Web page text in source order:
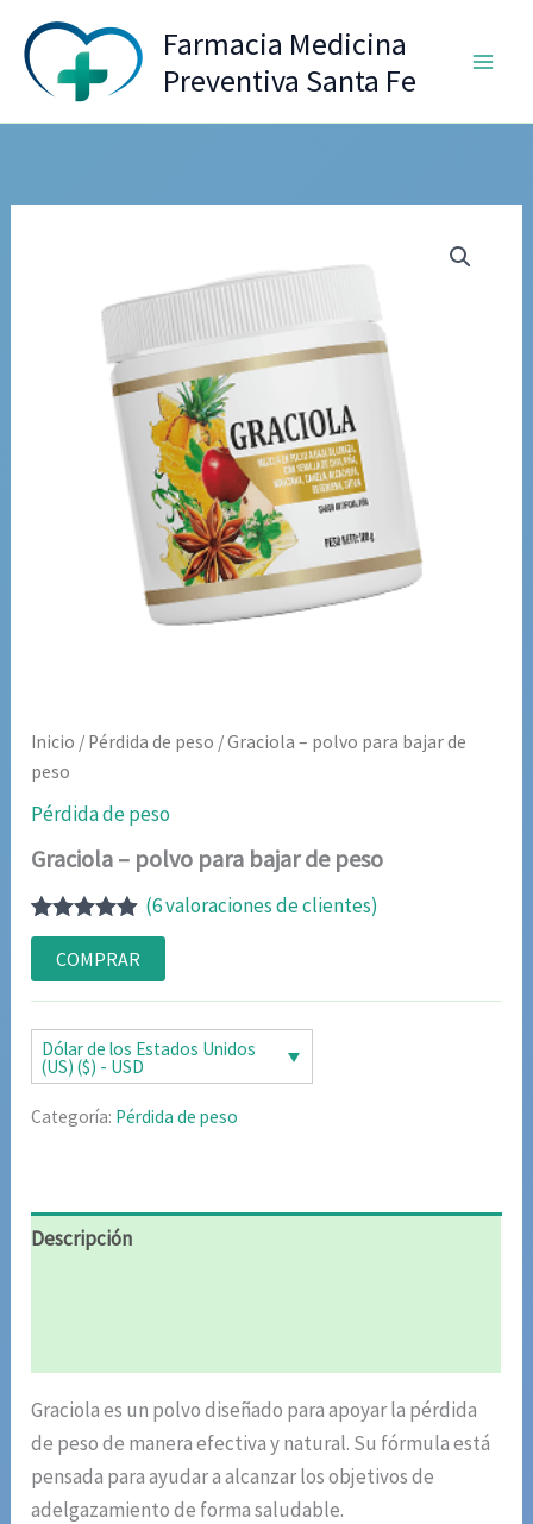
contenido
Farmacia Medicina
Preventiva Santa Fe
Inicio / Pérdida de peso / Graciola – polvo para bajar de
peso
Pérdida de peso
Graciola – polvo para bajar de peso
Valorado
con4.83de
5 en base
a
6
de clientes
(6valoraciones de clientes)
COMPRAR
Dólar de los Estados Unidos
(US) ($) - USD
Categoría: Pérdida de peso
Descripción
Graciola es un polvo diseñado para apoyar la pérdida
de peso de manera efectiva y natural. Su fórmula está
pensada para ayudar a alcanzar los objetivos de
adelgazamiento de forma saludable.